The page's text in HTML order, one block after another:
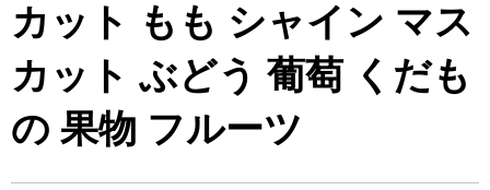
カット もも シャイン マス
カット ぶどう 葡萄 くだも
の 果物 フルーツ